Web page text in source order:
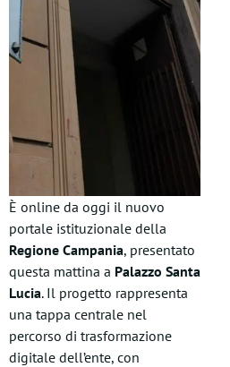
È online da oggi il nuovo
portale istituzionale della
Regione Campania, presentato
questa mattina a Palazzo Santa
Lucia. Il progetto rappresenta
una tappa centrale nel
percorso di trasformazione
digitale dell’ente, con